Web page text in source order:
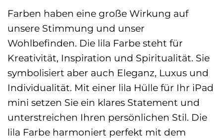
Farben haben eine große Wirkung auf
unsere Stimmung und unser
Wohlbefinden. Die lila Farbe steht für
Kreativität, Inspiration und Spiritualität. Sie
symbolisiert aber auch Eleganz, Luxus und
Individualität. Mit einer lila Hülle für Ihr iPad
mini setzen Sie ein klares Statement und
unterstreichen Ihren persönlichen Stil. Die
lila Farbe harmoniert perfekt mit dem